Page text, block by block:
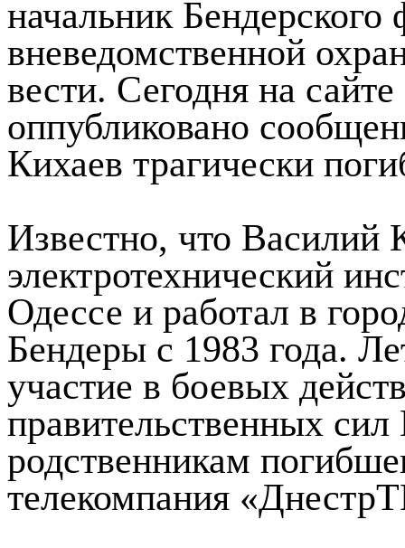
начальник Бендерского
вневедомственной
вести. Сегодня на
оппубликовано
Кихаев трагически
Известно, что Василий
электротехнический
Одессе и работал в
Бендеры с 1983 года.
участие в боевых
правительственных
родственникам
телекомпания